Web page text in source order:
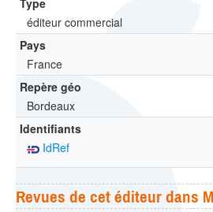
Type
éditeur commercial
Pays
France
Repère géo
Bordeaux
Identifiants
IdRef
Revues de cet éditeur dans